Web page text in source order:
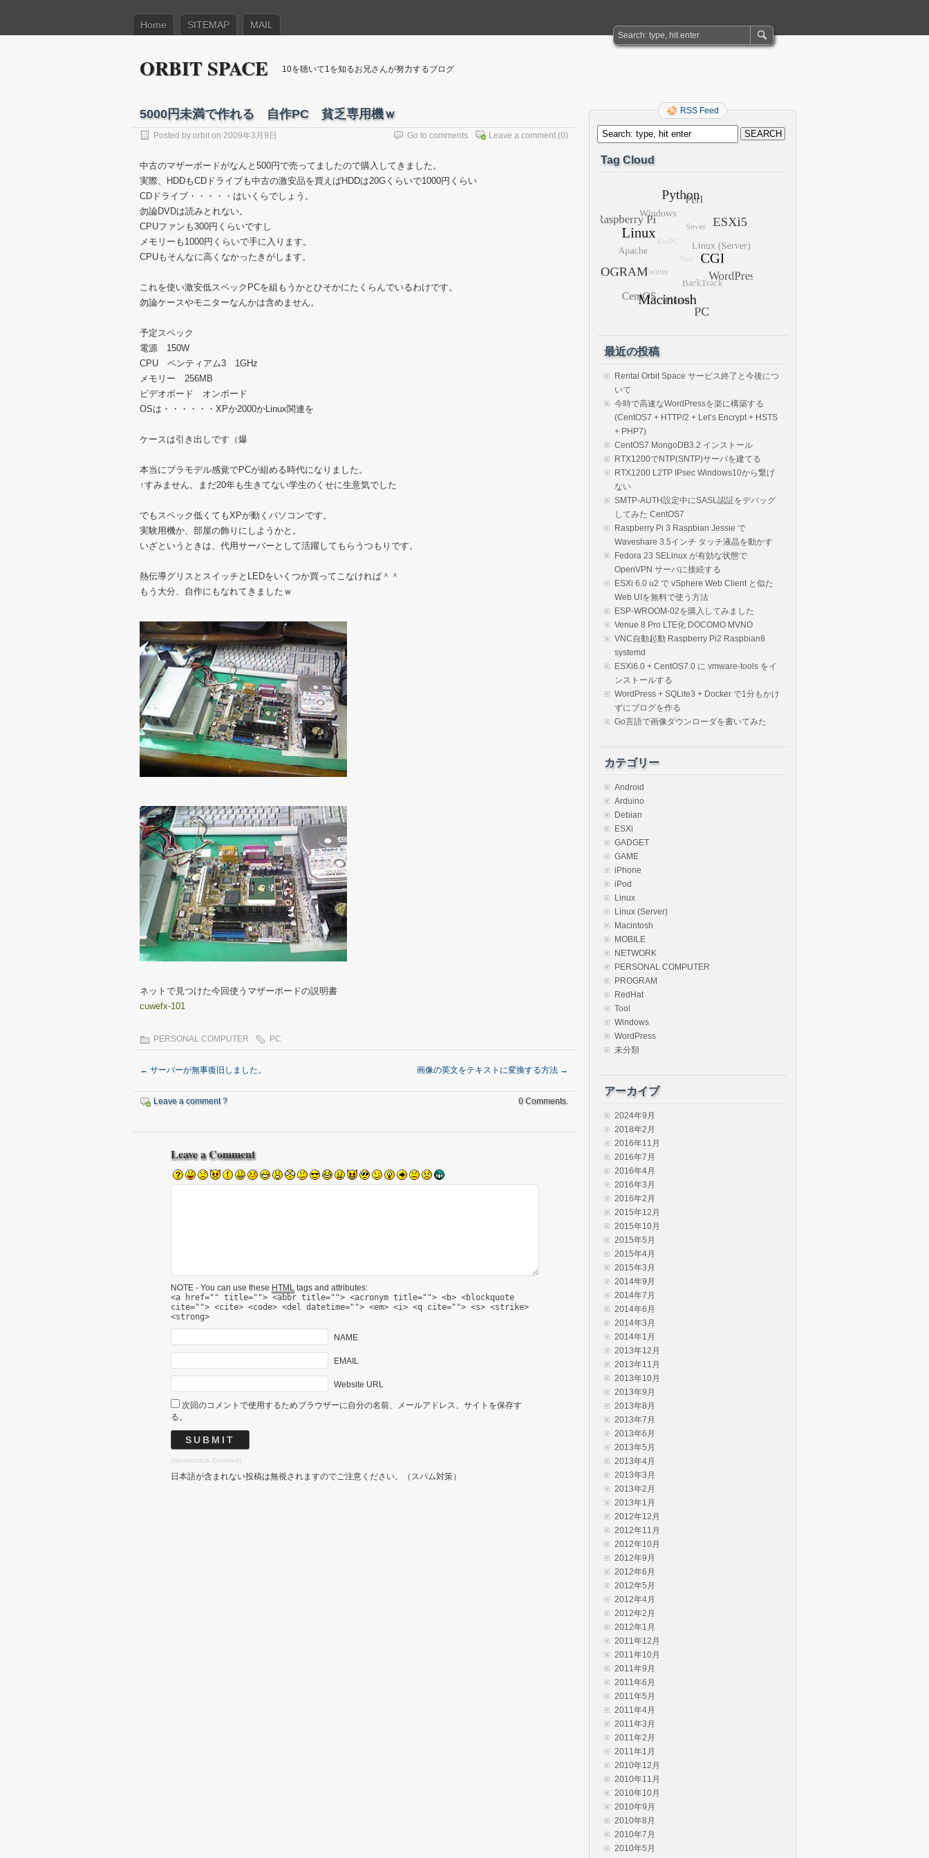
Home SITEMAP MAIL
ORBIT SPACE 10を聴いて1を知るお兄さんが努力するブログ
5000円未満で作れる 自作PC 貧乏専用機ｗ
Posted by orbit on 2009年3月9日 Leave a comment (0)
Go to comments
中古のマザーボードがなんと500円で売ってましたので購入してきました。
実際、HDDもCDドライブも中古の激安品を買えばHDDは20Gくらいで1000円くらい
CDドライブ・・・・・はいくらでしょう。
勿論DVDは読みとれない。
CPUファンも300円くらいですし
メモリーも1000円くらいで手に入ります。
CPUもそんなに高くなかったきがします。
これを使い激安低スペックPCを組もうかとひそかにたくらんでいるわけです。
勿論ケースやモニターなんかは含めません。
予定スペック
電源 150W
CPU ペンティアム3 1GHz
メモリー 256MB
ビデオボード オンボード
OSは・・・・・・XPか2000かLinux関連を
ケースは引き出しです（爆
本当にプラモデル感覚でPCが組める時代になりました。
↑すみません。まだ20年も生きてない学生のくせに生意気でした
でもスペック低くてもXPが動くパソコンです。
実験用機か、部屋の飾りにしようかと。
いざというときは、代用サーバーとして活躍してもらうつもりです。
熱伝導グリスとスイッチとLEDをいくつか買ってこなければ＾＾
もう大分、自作にもなれてきましたｗ
ネットで見つけた今回使うマザーボードの説明書
cuwefx-101
PERSONAL COMPUTER PC
← サーバーが無事復旧しました。 画像の英文をテキストに変換する方法 →
Leave a comment ? 0 Comments.
Leave a Comment
NOTE - You can use these HTML tags and attributes:
<a href="" title=""> <abbr title=""> <acronym title=""> <b> <blockquote
cite=""> <cite> <code> <del datetime=""> <em> <i> <q cite=""> <s> <strike>
<strong>
NAME
EMAIL
Website URL
次回のコメントで使用するためブラウザーに自分の名前、メールアドレス、サイトを保存す
る。
(Spamcheck Enabled)
日本語が含まれない投稿は無視されますのでご注意ください。（スパム対策）
RSS Feed
Tag Cloud
最近の投稿
Rental Orbit Space サービス終了と今後につ
いて
今時で高速なWordPressを楽に構築する
(CentOS7 + HTTP/2 + Let’s Encrypt + HSTS
+ PHP7)
CentOS7 MongoDB3.2 インストール
RTX1200でNTP(SNTP)サーバを建てる
RTX1200 L2TP IPsec Windows10から繋げ
ない
SMTP-AUTH設定中にSASL認証をデバッグ
してみた CentOS7
Raspberry Pi 3 Raspbian Jessie で
Waveshare 3.5インチ タッチ液晶を動かす
Fedora 23 SELinux が有効な状態で
OpenVPN サーバに接続する
ESXi 6.0 u2 で vSphere Web Client と似た
Web UIを無料で使う方法
ESP-WROOM-02を購入してみました
Venue 8 Pro LTE化 DOCOMO MVNO
VNC自動起動 Raspberry Pi2 Raspbian8
systemd
ESXi6.0 + CentOS7.0 に vmware-tools をイ
ンストールする
WordPress + SQLite3 + Docker で1分もかけ
ずにブログを作る
Go言語で画像ダウンローダを書いてみた
カテゴリー
Android
Arduino
Debian
ESXi
GADGET
GAME
iPhone
iPod
Linux
Linux (Server)
Macintosh
MOBILE
NETWORK
PERSONAL COMPUTER
PROGRAM
RedHat
Tool
Windows
WordPress
未分類
アーカイブ
2024年9月
2018年2月
2016年11月
2016年7月
2016年4月
2016年3月
2016年2月
2015年12月
2015年10月
2015年5月
2015年4月
2015年3月
2014年9月
2014年7月
2014年6月
2014年3月
2014年1月
2013年12月
2013年11月
2013年10月
2013年9月
2013年8月
2013年7月
2013年6月
2013年5月
2013年4月
2013年3月
2013年2月
2013年1月
2012年12月
2012年11月
2012年10月
2012年9月
2012年6月
2012年5月
2012年4月
2012年2月
2012年1月
2011年12月
2011年10月
2011年9月
2011年6月
2011年5月
2011年4月
2011年3月
2011年2月
2011年1月
2010年12月
2010年11月
2010年10月
2010年9月
2010年8月
2010年7月
2010年5月